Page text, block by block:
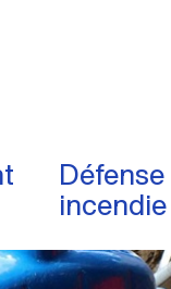
Défense
incendie